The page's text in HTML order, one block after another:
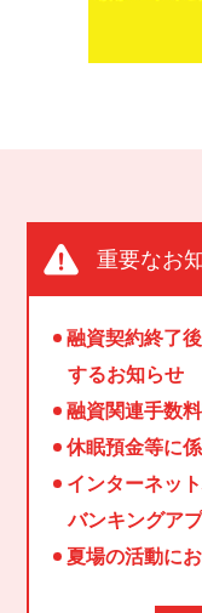
重要なお
融資契約終了
するお知らせ
融資関連手数
休眠預金等に
インターネッ
バンキングア
夏場の活動に